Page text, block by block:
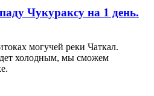
Чукураксу на 1 день.
могучей реки Чаткал.
холодным, мы сможем